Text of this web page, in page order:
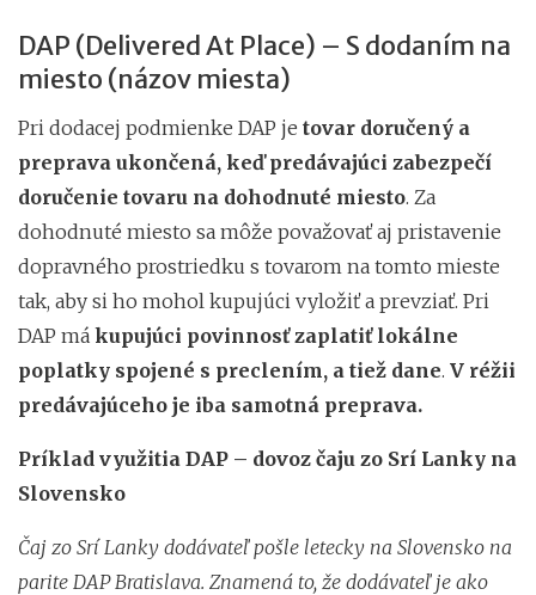
DAP (Delivered At Place) – S dodaním na
miesto (názov miesta)
Pri dodacej podmienke DAP je tovar doručený a
preprava ukončená, keď predávajúci zabezpečí
doručenie tovaru na dohodnuté miesto. Za
dohodnuté miesto sa môže považovať aj pristavenie
dopravného prostriedku s tovarom na tomto mieste
tak, aby si ho mohol kupujúci vyložiť a prevziať. Pri
DAP má kupujúci povinnosť zaplatiť lokálne
poplatky spojené s preclením, a tiež dane. V réžii
predávajúceho je iba samotná preprava.
Príklad využitia DAP – dovoz čaju zo Srí Lanky na
Slovensko
Čaj zo Srí Lanky dodávateľ pošle letecky na Slovensko na
parite DAP Bratislava. Znamená to, že dodávateľ je ako